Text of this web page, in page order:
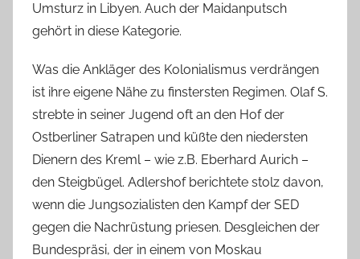
Umsturz in Libyen. Auch der Maidanputsch
gehört in diese Kategorie.
Was die Ankläger des Kolonialismus verdrängen
ist ihre eigene Nähe zu finstersten Regimen. Olaf S.
strebte in seiner Jugend oft an den Hof der
Ostberliner Satrapen und küßte den niedersten
Dienern des Kreml – wie z.B. Eberhard Aurich –
den Steigbügel. Adlershof berichtete stolz davon,
wenn die Jungsozialisten den Kampf der SED
gegen die Nachrüstung priesen. Desgleichen der
Bundespräsi, der in einem von Moskau